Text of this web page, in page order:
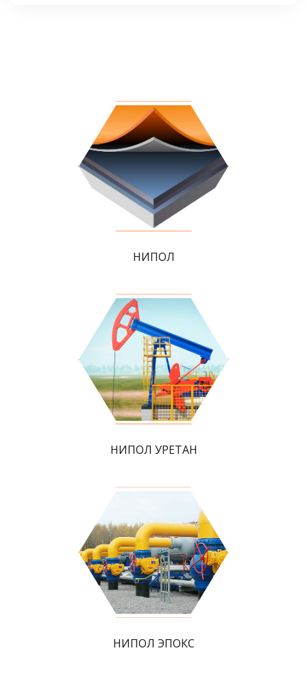
НИПОЛ
НИПОЛ УРЕТАН
НИПОЛ ЭПОКС